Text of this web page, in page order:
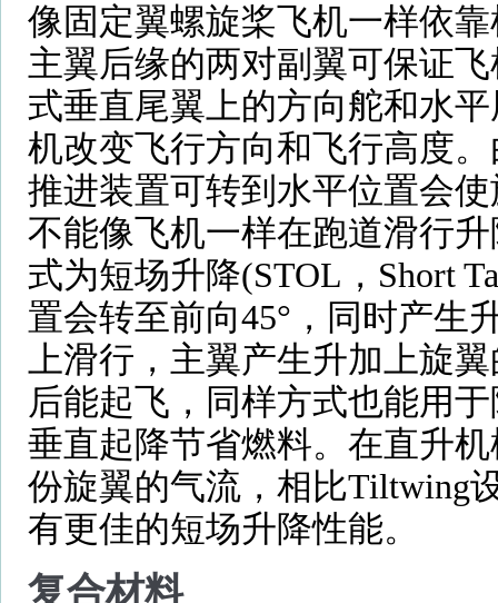
像固定翼螺旋桨飞机一样依
主翼后缘的两对副翼可保证
式垂直尾翼上的方向舵和水
机改变飞行方向和飞行高度
推进装置可转到水平位置会
不能像飞机一样在跑道滑行
式为短场升降(STOL，Short
置会转至前向45°，同时产生
上滑行，主翼产生升加上旋
后能起飞，同样方式也能用
垂直起降节省燃料。在直升
份旋翼的气流，相比Tiltwing
有更佳的短场升降性能。
复合材料